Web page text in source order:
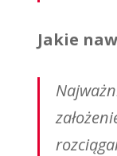
Jakie